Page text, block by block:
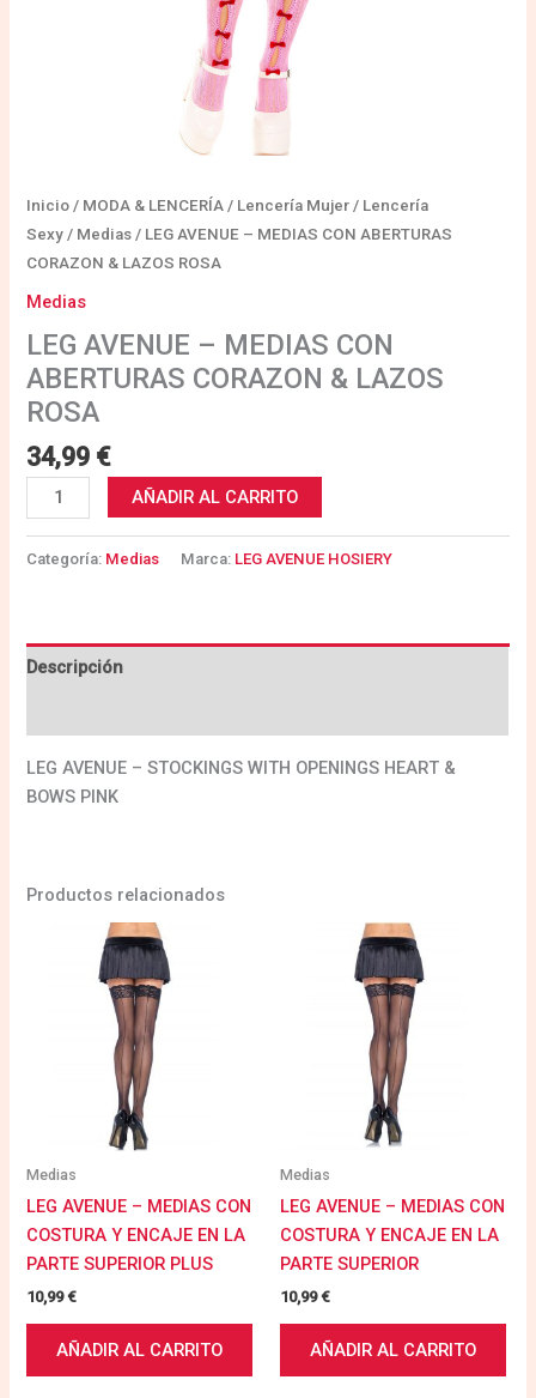
Inicio / MODA & LENCERÍA / Lencería Mujer / Lencería
Sexy / Medias / LEG AVENUE – MEDIAS CON ABERTURAS
CORAZON & LAZOS ROSA
Medias
LEG AVENUE – MEDIAS CON
ABERTURAS CORAZON & LAZOS
ROSA
34,99 €
AÑADIR AL CARRITO
Categoría: Medias Marca: LEG AVENUE HOSIERY
Descripción
LEG AVENUE – STOCKINGS WITH OPENINGS HEART &
BOWS PINK
Productos relacionados
Medias
LEG AVENUE – MEDIAS CON
COSTURA Y ENCAJE EN LA
PARTE SUPERIOR PLUS
10,99€
AÑADIR AL CARRITO
Medias
LEG AVENUE – MEDIAS CON
COSTURA Y ENCAJE EN LA
PARTE SUPERIOR
10,99€
AÑADIR AL CARRITO